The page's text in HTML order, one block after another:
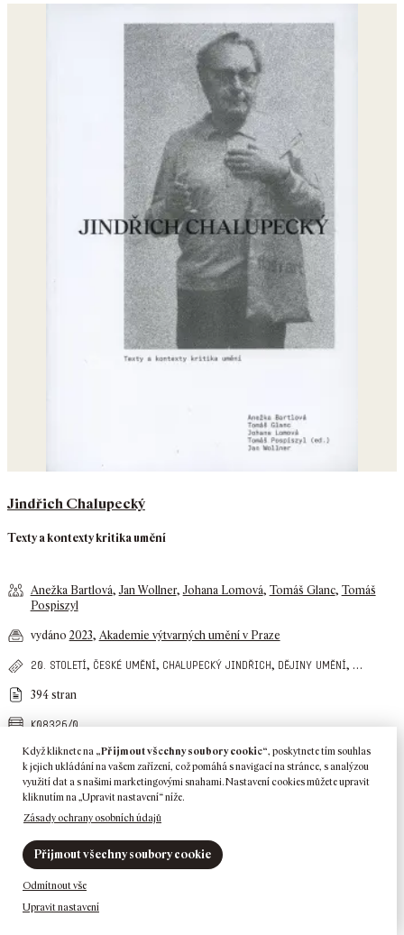
Když kliknete na „Přijmout všechny soubory cookie“, poskytnete tím souhlas
k jejich ukládání na vašem zařízení, což pomáhá s navigací na stránce, s analýzou
využití dat a s našimi marketingovými snahami. Nastavení cookies můžete upravit
kliknutím na „Upravit nastavení“ níže.
Zásady ochrany osobních údajů
Upravit nastavení
Odmítnout vše
Přijmout všechny soubory cookie
Jindřich Chalupecký
Texty a kontexty kritika umění
Anežka Bartlová,Jan Wollner,Johana Lomová, Tomáš Glanc, Tomáš
Pospiszyl
vydáno 2023, Akademie výtvarných umění v Praze
20. století, české umění, chalupecký jindřich, dějiny umění, …
394 stran
k08326/0